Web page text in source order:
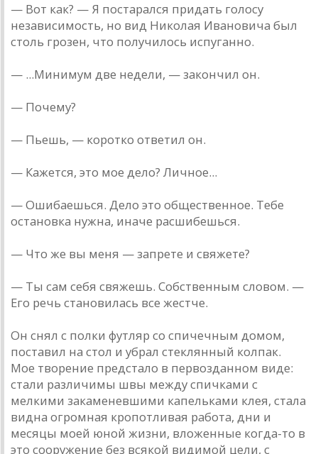
— Вот как? — Я постарался придать голосу
независимость, но вид Николая Ивановича был
столь грозен, что получилось испуганно.
— ...Минимум две недели, — закончил он.
— Почему?
— Пьешь, — коротко ответил он.
— Кажется, это мое дело? Личное...
— Ошибаешься. Дело это общественное. Тебе
остановка нужна, иначе расшибешься.
— Что же вы меня — запрете и свяжете?
— Ты сам себя свяжешь. Собственным словом. —
Его речь становилась все жестче.
Он снял с полки футляр со спичечным домом,
поставил на стол и убрал стеклянный колпак.
Мое творение предстало в первозданном виде:
стали различимы швы между спичками с
мелкими закаменевшими капельками клея, стала
видна огромная кропотливая работа, дни и
месяцы моей юной жизни, вложенные когда-то в
это сооружение без всякой видимой цели, с